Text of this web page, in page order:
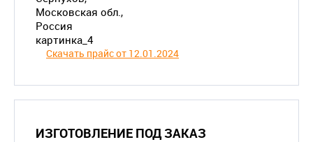
Скачать прайс от 12.01.2024
ИЗГОТОВЛЕНИЕ ПОД ЗАКАЗ